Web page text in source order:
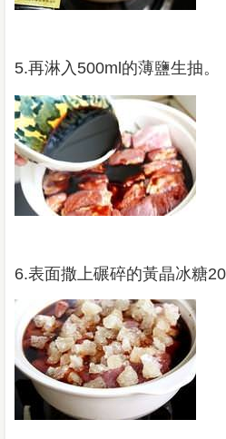
5.再淋入500ml的薄鹽生抽。
6.表面撒上碾碎的黃晶冰糖